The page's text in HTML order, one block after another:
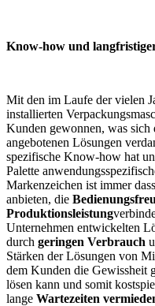
Know-how und
Mit den im Laufe der vielen
installierten
Kunden gewonnen, was sich
angebotenen Lösungen
spezifische Know-how hat
Palette
Markenzeichen ist immer
anbieten, die
Produktionsleistung
Unternehmen entwickelten
durch geringen Verbrauch
Stärken der Lösungen von
dem Kunden die Gewissheit
lösen kann und somit
lange Wartezeiten